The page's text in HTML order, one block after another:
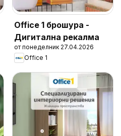
Office 1 брошура -
Дигитална рекалма
от понеделник 27.04.2026
Office 1